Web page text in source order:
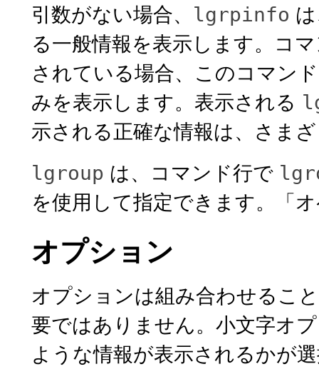
引数がない場合、 lgrpinfo
る一般情報を表示します。コ
されている場合、このコマン
みを表示します。表示される
示される正確な情報は、さま
lgroup は、コマンド行で
を使用して指定できます。「
オプション
オプションは組み合わせるこ
要ではありません。小文字オ
ような情報が表示されるかが